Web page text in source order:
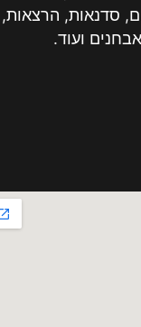
סדנאות,
ועוד.